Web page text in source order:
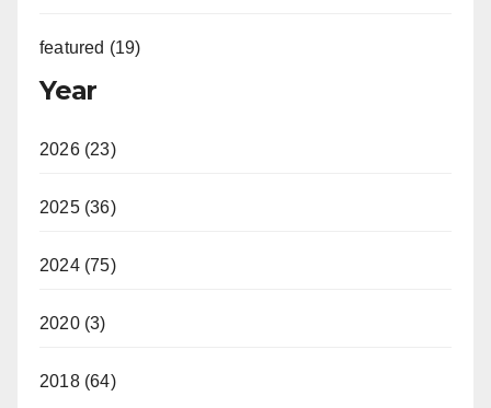
featured (19)
Year
2026 (23)
2025 (36)
2024 (75)
2020 (3)
2018 (64)